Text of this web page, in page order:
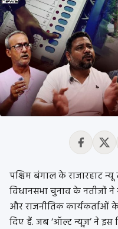
पश्चिम बंगाल के राजारहाट
विधानसभा चुनाव के नतीजों ने
और राजनीतिक
दिए हैं. जब ‘ऑल्ट न्यूज़’ ने इस